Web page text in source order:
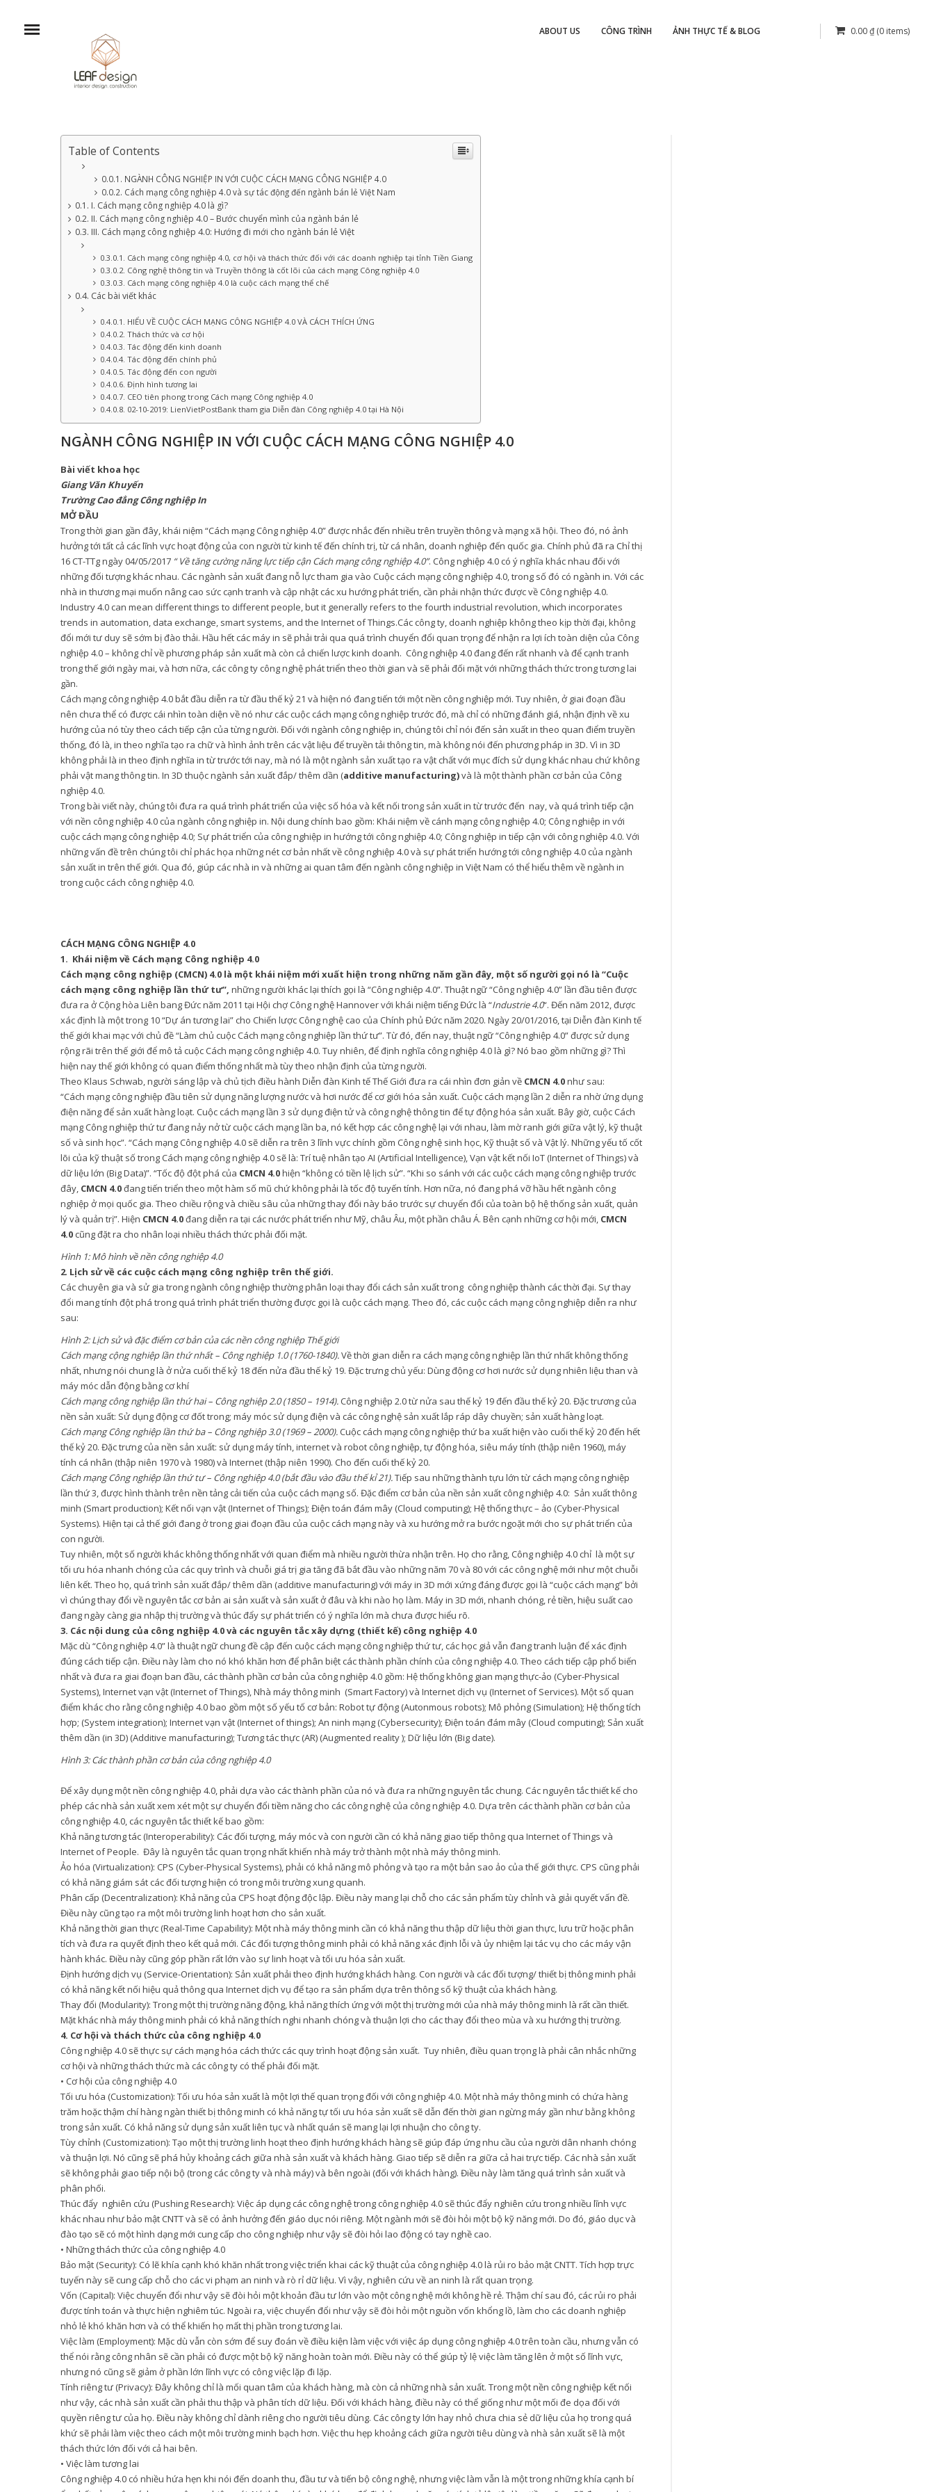
ABOUT US CÔNG TRÌNH ẢNH THỰC TẾ & BLOG 0.00₫ (0 items)
Table of Contents
NGÀNH CÔNG NGHIỆP IN VỚI CUỘC CÁCH MẠNG CÔNG NGHIỆP 4.0
Cách mạng công nghiệp 4.0 và sự tác động đến ngành bán lẻ Việt Nam
I. Cách mạng công nghiệp 4.0 là gì?
II. Cách mạng công nghiệp 4.0 – Bước chuyển mình của ngành bán lẻ
III. Cách mạng công nghiệp 4.0: Hướng đi mới cho ngành bán lẻ Việt
Cách mạng công nghiệp 4.0, cơ hội và thách thức đối với các doanh nghiệp tại tỉnh Tiền Giang
Công nghệ thông tin và Truyền thông là cốt lõi của cách mạng Công nghiệp 4.0
Cách mạng công nghiệp 4.0 là cuộc cách mạng thể chế
Các bài viết khác
HIỂU VỀ CUỘC CÁCH MẠNG CÔNG NGHIỆP 4.0 VÀ CÁCH THÍCH ỨNG
Thách thức và cơ hội
Tác động đến kinh doanh
Tác động đến chính phủ
Tác động đến con người
Định hình tương lai
CEO tiên phong trong Cách mạng Công nghiệp 4.0
02-10-2019: LienVietPostBank tham gia Diễn đàn Công nghiệp 4.0 tại Hà Nội
NGÀNH CÔNG NGHIỆP IN VỚI CUỘC CÁCH MẠNG CÔNG NGHIỆP 4.0
Bài viết khoa học
Giang Văn Khuyến
Trường Cao đẳng Công nghiệp In
MỞ ĐẦU
Trong thời gian gần đây, khái niệm “Cách mạng Công nghiệp 4.0” được nhắc đến nhiều trên truyền thông và mạng xã hội. Theo đó, nó ảnh
hưởng tới tất cả các lĩnh vực hoạt động của con người từ kinh tế đến chính trị, từ cá nhân, doanh nghiệp đến quốc gia. Chính phủ đã ra Chỉ thị
16 CT-TTg ngày 04/05/2017 “ Về tăng cường năng lực tiếp cận Cách mạng công nghiệp 4.0”. Công nghiệp 4.0 có ý nghĩa khác nhau đối với
những đối tượng khác nhau. Các ngành sản xuất đang nỗ lực tham gia vào Cuộc cách mạng công nghiệp 4.0, trong số đó có ngành in. Với các
nhà in thương mại muốn nâng cao sức cạnh tranh và cập nhật các xu hướng phát triển, cần phải nhận thức được về Công nghiệp 4.0.
Industry 4.0 can mean different things to different people, but it generally refers to the fourth industrial revolution, which incorporates
trends in automation, data exchange, smart systems, and the Internet of Things.Các công ty, doanh nghiệp không theo kịp thời đại, không
đổi mới tư duy sẽ sớm bị đào thải. Hầu hết các máy in sẽ phải trải qua quá trình chuyển đổi quan trọng để nhận ra lợi ích toàn diện của Công
nghiệp 4.0 – không chỉ về phương pháp sản xuất mà còn cả chiến lược kinh doanh. Công nghiệp 4.0 đang đến rất nhanh và để cạnh tranh
trong thế giới ngày mai, và hơn nữa, các công ty công nghệ phát triển theo thời gian và sẽ phải đối mặt với những thách thức trong tương lai
gần.
Cách mạng công nghiệp 4.0 bắt đầu diễn ra từ đầu thế kỷ 21 và hiện nó đang tiến tới một nền công nghiệp mới. Tuy nhiên, ở giai đoạn đầu
nên chưa thể có được cái nhìn toàn diện về nó như các cuộc cách mạng công nghiệp trước đó, mà chỉ có những đánh giá, nhận định về xu
hướng của nó tùy theo cách tiếp cận của từng người. Đối với ngành công nghiệp in, chúng tôi chỉ nói đến sản xuất in theo quan điểm truyền
thống, đó là, in theo nghĩa tạo ra chữ và hình ảnh trên các vật liệu để truyền tải thông tin, mà không nói đến phương pháp in 3D. Vì in 3D
không phải là in theo định nghĩa in từ trước tới nay, mà nó là một ngành sản xuất tạo ra vật chất với mục đích sử dụng khác nhau chứ không
phải vật mang thông tin. In 3D thuộc ngành sản xuất đắp/ thêm dần (additive manufacturing)và là một thành phần cơ bản của Công
nghiệp 4.0.
Trong bài viết này, chúng tôi đưa ra quá trình phát triển của việc số hóa và kết nối trong sản xuất in từ trước đến nay, và quá trình tiếp cận
với nền công nghiệp 4.0 của ngành công nghiệp in. Nội dung chính bao gồm: Khái niệm về cánh mạng công nghiệp 4.0; Công nghiệp in với
cuộc cách mạng công nghiệp 4.0; Sự phát triển của công nghiệp in hướng tới công nghiệp 4.0; Công nghiệp in tiếp cận với công nghiệp 4.0. Với
những vấn đề trên chúng tôi chỉ phác họa những nét cơ bản nhất về công nghiệp 4.0 và sự phát triển hướng tới công nghiệp 4.0 của ngành
sản xuất in trên thế giới. Qua đó, giúp các nhà in và những ai quan tâm đến ngành công nghiệp in Việt Nam có thể hiểu thêm về ngành in
trong cuộc cách công nghiệp 4.0.
CÁCH MẠNG CÔNG NGHIỆP 4.0
1. Khái niệm về Cách mạng Công nghiệp 4.0
Cách mạng công nghiệp (CMCN) 4.0 là một khái niệm mới xuất hiện trong những năm gần đây, một số người gọi nó là “Cuộc
cách mạng công nghiệp lần thứ tư”, những người khác lại thích gọi là “Công nghiệp 4.0”. Thuật ngữ “Công nghiệp 4.0” lần đầu tiên được
đưa ra ở Cộng hòa Liên bang Đức năm 2011 tại Hội chợ Công nghệ Hannover với khái niệm tiếng Đức là “Industrie 4.0“. Đến năm 2012, được
xác định là một trong 10 “Dự án tương lai” cho Chiến lược Công nghệ cao của Chính phủ Đức năm 2020. Ngày 20/01/2016, tại Diễn đàn Kinh tế
thế giới khai mạc với chủ đề “Làm chủ cuộc Cách mạng công nghiệp lần thứ tư”. Từ đó, đến nay, thuật ngữ “Công nghiệp 4.0” được sử dụng
rộng rãi trên thế giới để mô tả cuộc Cách mạng công nghiệp 4.0. Tuy nhiên, để định nghĩa công nghiệp 4.0 là gì? Nó bao gồm những gì? Thì
hiện nay thế giới không có quan điểm thống nhất mà tùy theo nhận định của từng người.
Theo Klaus Schwab, người sáng lập và chủ tịch điều hành Diễn đàn Kinh tế Thế Giới đưa ra cái nhìn đơn giản về CMCN 4.0như sau:
“Cách mạng công nghiệp đầu tiên sử dụng năng lượng nước và hơi nước để cơ giới hóa sản xuất. Cuộc cách mạng lần 2 diễn ra nhờ ứng dụng
điện năng để sản xuất hàng loạt. Cuộc cách mạng lần 3 sử dụng điện tử và công nghệ thông tin để tự động hóa sản xuất. Bây giờ, cuộc Cách
mạng Công nghiệp thứ tư đang nảy nở từ cuộc cách mạng lần ba, nó kết hợp các công nghệ lại với nhau, làm mờ ranh giới giữa vật lý, kỹ thuật
số và sinh học”. “Cách mạng Công nghiệp 4.0 sẽ diễn ra trên 3 lĩnh vực chính gồm Công nghệ sinh học, Kỹ thuật số và Vật lý. Những yếu tố cốt
lõi của kỹ thuật số trong Cách mạng công nghiệp 4.0 sẽ là: Trí tuệ nhân tạo AI (Artificial Intelligence), Vạn vật kết nối IoT (Internet of Things) và
dữ liệu lớn (Big Data)”. “Tốc độ đột phá của CMCN 4.0hiện “không có tiền lệ lịch sử”. “Khi so sánh với các cuộc cách mạng công nghiệp trước
đây, CMCN 4.0đang tiến triển theo một hàm số mũ chứ không phải là tốc độ tuyến tính. Hơn nữa, nó đang phá vỡ hầu hết ngành công
nghiệp ở mọi quốc gia. Theo chiều rộng và chiều sâu của những thay đổi này báo trước sự chuyển đổi của toàn bộ hệ thống sản xuất, quản
lý và quản trị”. Hiện CMCN 4.0đang diễn ra tại các nước phát triển như Mỹ, châu Âu, một phần châu Á. Bên cạnh những cơ hội mới, CMCN
4.0 cũng đặt ra cho nhân loại nhiều thách thức phải đối mặt.
Hình 1: Mô hình về nền công nghiệp 4.0
2. Lịch sử về các cuộc cách mạng công nghiệp trên thế giới.
Các chuyên gia và sử gia trong ngành công nghiệp thường phân loại thay đổi cách sản xuất trong công nghiệp thành các thời đại. Sự thay
đổi mang tính đột phá trong quá trình phát triển thường được gọi là cuộc cách mạng. Theo đó, các cuộc cách mạng công nghiệp diễn ra như
sau:
Hình 2: Lịch sử và đặc điểm cơ bản của các nền công nghiệp Thế giới
Cách mạng cộng nghiệp lần thứ nhất – Công nghiệp 1.0 (1760-1840).Về thời gian diễn ra cách mạng công nghiệp lần thứ nhất không thống
nhất, nhưng nói chung là ở nửa cuối thế kỷ 18 đến nửa đầu thế kỷ 19. Đặc trưng chủ yếu: Dùng động cơ hơi nước sử dụng nhiên liệu than và
máy móc dẫn động bằng cơ khí
Cách mạng công nghiệp lần thứ hai– Công nghiệp 2.0 (1850 – 1914). Công nghiệp 2.0 từ nửa sau thế kỷ 19 đến đầu thế kỷ 20. Đặc trương của
nền sản xuất: Sử dụng động cơ đốt trong; máy móc sử dụng điện và các công nghệ sản xuất lắp ráp dây chuyền; sản xuất hàng loạt.
Cách mạng Công nghiệp lần thứ ba– Công nghiệp 3.0 (1969 – 2000). Cuộc cách mạng công nghiệp thứ ba xuất hiện vào cuối thế kỷ 20 đến hết
thế kỷ 20. Đặc trưng của nền sản xuất: sử dụng máy tính, internet và robot công nghiệp, tự động hóa, siêu máy tính (thập niên 1960), máy
tính cá nhân (thập niên 1970 và 1980) và Internet (thập niên 1990). Cho đến cuối thế kỷ 20.
Cách mạng Công nghiệp lần thứ tư– Công nghiệp 4.0 (bắt đầu vào đầu thế kỉ 21).Tiếp sau những thành tựu lớn từ cách mạng công nghiệp
lần thứ 3, được hình thành trên nền tảng cải tiến của cuộc cách mạng số. Đặc điểm cơ bản của nền sản xuất công nghiệp 4.0: Sản xuất thông
minh (Smart production); Kết nối vạn vật (Internet of Things); Điện toán đám mây (Cloud computing); Hệ thống thực – ảo (Cyber-Physical
Systems). Hiện tại cả thế giới đang ở trong giai đoạn đầu của cuộc cách mạng này và xu hướng mở ra bước ngoặt mới cho sự phát triển của
con người.
Tuy nhiên, một số người khác không thống nhất với quan điểm mà nhiều người thừa nhận trên. Họ cho rằng, Công nghiệp 4.0 chỉ là một sự
tối ưu hóa nhanh chóng của các quy trình và chuỗi giá trị gia tăng đã bắt đầu vào những năm 70 và 80 với các công nghệ mới như một chuỗi
liên kết. Theo họ, quá trình sản xuất đắp/ thêm dần (additive manufacturing) với máy in 3D mới xứng đáng được gọi là “cuộc cách mạng” bởi
vì chúng thay đổi về nguyên tắc cơ bản ai sản xuất và sản xuất ở đâu và khi nào họ làm. Máy in 3D mới, nhanh chóng, rẻ tiền, hiệu suất cao
đang ngày càng gia nhập thị trường và thúc đẩy sự phát triển có ý nghĩa lớn mà chưa được hiểu rõ.
3. Các nội dung của công nghiệp 4.0 và các nguyên tắc xây dựng (thiết kế) công nghiệp 4.0
Mặc dù “Công nghiệp 4.0” là thuật ngữ chung đề cập đến cuộc cách mạng công nghiệp thứ tư, các học giả vẫn đang tranh luận để xác định
đúng cách tiếp cận. Điều này làm cho nó khó khăn hơn để phân biệt các thành phần chính của công nghiệp 4.0. Theo cách tiếp cập phổ biến
nhất và đưa ra giai đoạn ban đầu, các thành phần cơ bản của công nghiệp 4.0 gồm: Hệ thống không gian mạng thực-ảo (Cyber-Physical
Systems), Internet vạn vật (Internet of Things), Nhà máy thông minh (Smart Factory) và Internet dịch vụ (Internet of Services). Một số quan
điểm khác cho rằng công nghiệp 4.0 bao gồm một số yếu tố cơ bản: Robot tự động (Autonmous robots); Mô phỏng (Simulation); Hệ thống tích
hợp; (System integration); Internet vạn vật (Internet of things); An ninh mạng (Cybersecurity); Điện toán đám mây (Cloud computing); Sản xuất
thêm dần (in 3D) (Additive manufacturing); Tương tác thực (AR) (Augmented reality ); Dữ liệu lớn (Big date).
Hình 3: Các thành phần cơ bản của công nghiệp 4.0
Để xây dụng một nền công nghiệp 4.0, phải dựa vào các thành phần của nó và đưa ra những nguyên tắc chung. Các nguyên tắc thiết kế cho
phép các nhà sản xuất xem xét một sự chuyển đổi tiềm năng cho các công nghệ của công nghiệp 4.0. Dựa trên các thành phần cơ bản của
công nghiệp 4.0, các nguyên tắc thiết kế bao gồm:
Khả năng tương tác (Interoperability): Các đối tượng, máy móc và con người cần có khả năng giao tiếp thông qua Internet of Things và
Internet of People. Đây là nguyên tắc quan trọng nhất khiến nhà máy trở thành một nhà máy thông minh.
Ảo hóa (Virtualization): CPS (Cyber-Physical Systems), phải có khả năng mô phỏng và tạo ra một bản sao ảo của thế giới thực. CPS cũng phải
có khả năng giám sát các đối tượng hiện có trong môi trường xung quanh.
Phân cấp (Decentralization): Khả năng của CPS hoạt động độc lập. Điều này mang lại chỗ cho các sản phẩm tùy chỉnh và giải quyết vấn đề.
Điều này cũng tạo ra một môi trường linh hoạt hơn cho sản xuất.
Khả năng thời gian thực (Real-Time Capability): Một nhà máy thông minh cần có khả năng thu thập dữ liệu thời gian thực, lưu trữ hoặc phân
tích và đưa ra quyết định theo kết quả mới. Các đối tượng thông minh phải có khả năng xác định lỗi và ủy nhiệm lại tác vụ cho các máy vận
hành khác. Điều này cũng góp phần rất lớn vào sự linh hoạt và tối ưu hóa sản xuất.
Định hướng dịch vụ (Service-Orientation): Sản xuất phải theo định hướng khách hàng. Con người và các đối tượng/ thiết bị thông minh phải
có khả năng kết nối hiệu quả thông qua Internet dịch vụ để tạo ra sản phẩm dựa trên thông số kỹ thuật của khách hàng.
Thay đổi (Modularity): Trong một thị trường năng động, khả năng thích ứng với một thị trường mới của nhà máy thông minh là rất cần thiết.
Mặt khác nhà máy thông minh phải có khả năng thích nghi nhanh chóng và thuận lợi cho các thay đổi theo mùa và xu hướng thị trường.
4. Cơ hội và thách thức của công nghiệp 4.0
Công nghiệp 4.0 sẽ thực sự cách mạng hóa cách thức các quy trình hoạt động sản xuất. Tuy nhiên, điều quan trọng là phải cân nhắc những
cơ hội và những thách thức mà các công ty có thể phải đối mặt.
• Cơ hội của công nghiệp 4.0
Tối ưu hóa (Customization): Tối ưu hóa sản xuất là một lợi thế quan trọng đối với công nghiệp 4.0. Một nhà máy thông minh có chứa hàng
trăm hoặc thậm chí hàng ngàn thiết bị thông minh có khả năng tự tối ưu hóa sản xuất sẽ dẫn đến thời gian ngừng máy gần như bằng không
trong sản xuất. Có khả năng sử dụng sản xuất liên tục và nhất quán sẽ mang lại lợi nhuận cho công ty.
Tùy chỉnh (Customization): Tạo một thị trường linh hoạt theo định hướng khách hàng sẽ giúp đáp ứng nhu cầu của người dân nhanh chóng
và thuận lợi. Nó cũng sẽ phá hủy khoảng cách giữa nhà sản xuất và khách hàng. Giao tiếp sẽ diễn ra giữa cả hai trực tiếp. Các nhà sản xuất
sẽ không phải giao tiếp nội bộ (trong các công ty và nhà máy) và bên ngoài (đối với khách hàng). Điều này làm tăng quá trình sản xuất và
phân phối.
Thúc đẩy nghiên cứu (Pushing Research): Việc áp dụng các công nghệ trong công nghiệp 4.0 sẽ thúc đẩy nghiên cứu trong nhiều lĩnh vực
khác nhau như bảo mật CNTT và sẽ có ảnh hưởng đến giáo dục nói riêng. Một ngành mới sẽ đòi hỏi một bộ kỹ năng mới. Do đó, giáo dục và
đào tạo sẽ có một hình dạng mới cung cấp cho công nghiệp như vậy sẽ đòi hỏi lao động có tay nghề cao.
• Những thách thức của công nghiệp 4.0
Bảo mật (Security): Có lẽ khía cạnh khó khăn nhất trong việc triển khai các kỹ thuật của công nghiệp 4.0 là rủi ro bảo mật CNTT. Tích hợp trực
tuyến này sẽ cung cấp chỗ cho các vi phạm an ninh và rò rỉ dữ liệu. Vì vậy, nghiên cứu về an ninh là rất quan trọng.
Vốn (Capital): Việc chuyển đổi như vậy sẽ đòi hỏi một khoản đầu tư lớn vào một công nghệ mới không hề rẻ. Thậm chí sau đó, các rủi ro phải
được tính toán và thực hiện nghiêm túc. Ngoài ra, việc chuyển đổi như vậy sẽ đòi hỏi một nguồn vốn khổng lồ, làm cho các doanh nghiệp
nhỏ lẻ khó khăn hơn và có thể khiến họ mất thị phần trong tương lai.
Việc làm (Employment): Mặc dù vẫn còn sớm để suy đoán về điều kiện làm việc với việc áp dụng công nghiệp 4.0 trên toàn cầu, nhưng vẫn có
thể nói rằng công nhân sẽ cần phải có được một bộ kỹ năng hoàn toàn mới. Điều này có thể giúp tỷ lệ việc làm tăng lên ở một số lĩnh vực,
nhưng nó cũng sẽ giảm ở phần lớn lĩnh vực có công việc lặp đi lặp.
Tính riêng tư (Privacy): Đây không chỉ là mối quan tâm của khách hàng, mà còn cả những nhà sản xuất. Trong một nền công nghiệp kết nối
như vậy, các nhà sản xuất cần phải thu thập và phân tích dữ liệu. Đối với khách hàng, điều này có thể giống như một mối đe dọa đối với
quyền riêng tư của họ. Điều này không chỉ dành riêng cho người tiêu dùng. Các công ty lớn hay nhỏ chưa chia sẻ dữ liệu của họ trong quá
khứ sẽ phải làm việc theo cách một môi trường minh bạch hơn. Việc thu hẹp khoảng cách giữa người tiêu dùng và nhà sản xuất sẽ là một
thách thức lớn đối với cả hai bên.
• Việc làm tương lai
Công nghiệp 4.0 có nhiều hứa hẹn khi nói đến doanh thu, đầu tư và tiến bộ công nghệ, nhưng việc làm vẫn là một trong những khía cạnh bí